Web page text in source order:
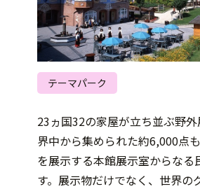
テーマパーク
23ヵ国32の家屋が立ち並ぶ野
界中から集められた約6,000点
を展示する本館展示室からなる
す。展示物だけでなく、世界の